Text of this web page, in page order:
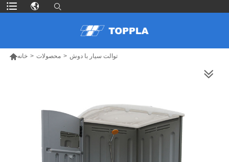
خانه > محصولات > توالت سیار با دوش